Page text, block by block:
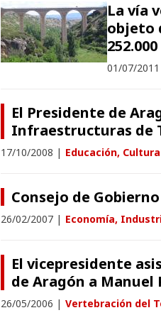
La vía
objeto
01/07/2011
El Presidente de
Infraestructuras de
17/10/2008 | Educación,
Consejo de Gobierno
26/02/2007 | Economía,
El vicepresidente
de Aragón a Manuel
26/05/2006 | Vertebración del